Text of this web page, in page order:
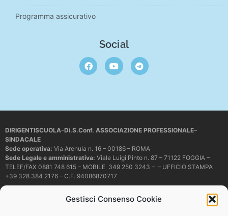
Gestisci Consenso Cookie
Programma assicurativo
Social
DIRIGENTISCUOLA-Di.S.Conf. ASSOCIAZIONE PROFESSIONALE–
SINDACALE
Sede operativa: Via Arenula n. 16 – 00186 – ROMA
Sede Legale e amministrativa: Viale Luigi Pinto n. 87 – 71122 FOGGIA –
TELEF/FAX 0881 748 615 – MOBILE 349 250 3243 – – UFFICIO STAMPA
+39 328 384 2176 – C.F. 94086870717
dirigentiscuola@pec.it